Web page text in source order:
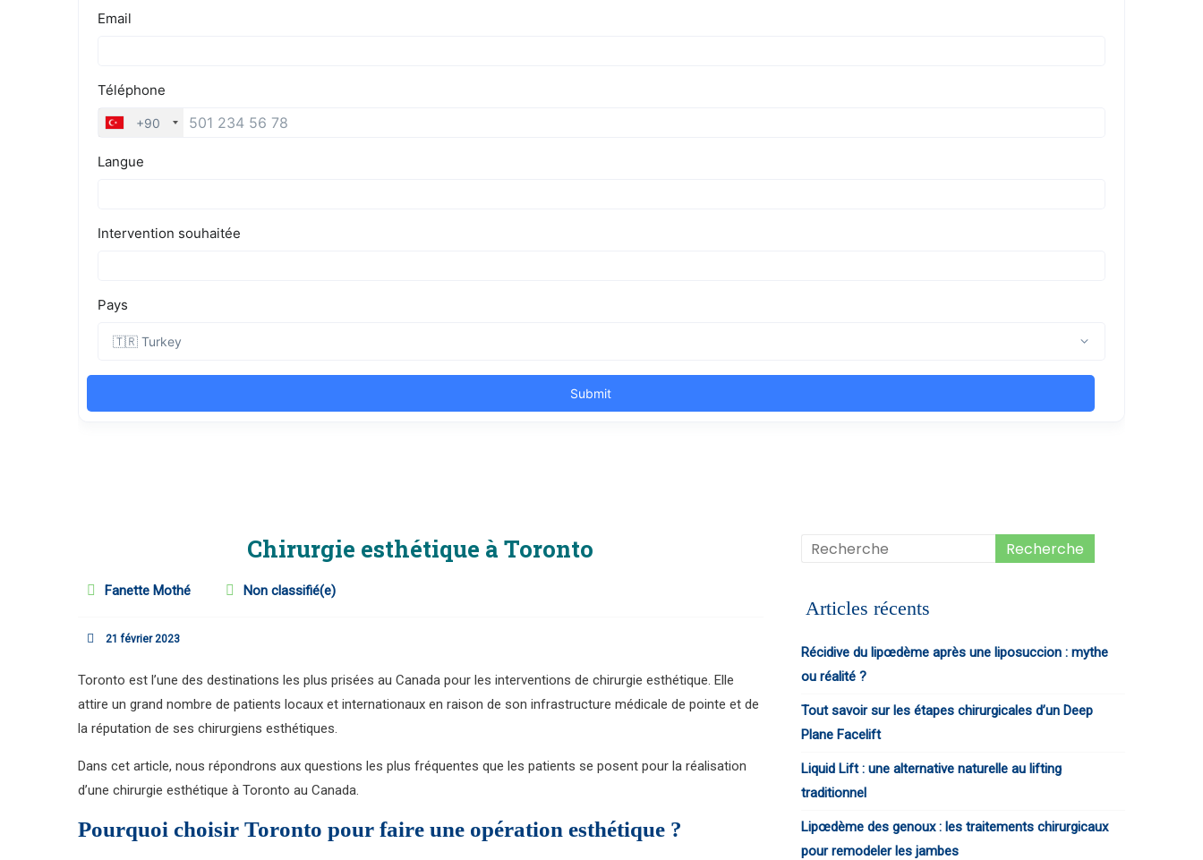
Chirurgie esthétique à Toronto
Fanette Mothé Non classifié(e)
21 février 2023
Toronto est l’une des destinations les plus prisées au Canada pour les interventions de chirurgie esthétique. Elle
attire un grand nombre de patients locaux et internationaux en raison de son infrastructure médicale de pointe et de
la réputation de ses chirurgiens esthétiques.
Dans cet article, nous répondrons aux questions les plus fréquentes que les patients se posent pour la réalisation
d’une chirurgie esthétique à Toronto au Canada.
Pourquoi choisir Toronto pour faire une opération esthétique ?
Articles récents
Récidive du lipœdème après une liposuccion : mythe
ou réalité ?
Tout savoir sur les étapes chirurgicales d’un Deep
Plane Facelift
Liquid Lift : une alternative naturelle au lifting
traditionnel
Lipœdème des genoux : les traitements chirurgicaux
pour remodeler les jambes